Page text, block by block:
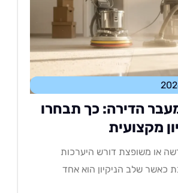
כך תבחרו
דורש היערכות
הניקיון הוא אחד